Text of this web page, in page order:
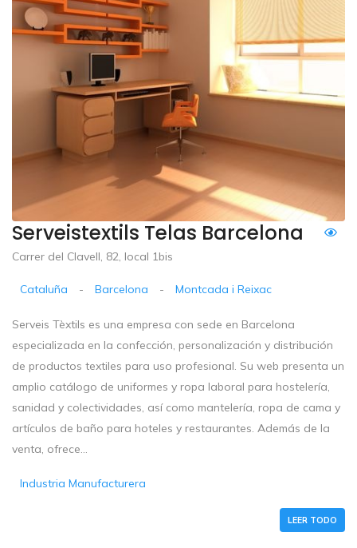
Serveistextils Telas Barcelona
Carrer del Clavell, 82, local 1bis
Cataluña - Barcelona - Montcada i Reixac
Serveis Tèxtils es una empresa con sede en Barcelona
especializada en la confección, personalización y distribución
de productos textiles para uso profesional. Su web presenta un
amplio catálogo de uniformes y ropa laboral para hostelería,
sanidad y colectividades, así como mantelería, ropa de cama y
artículos de baño para hoteles y restaurantes. Además de la
venta, ofrece...
Industria Manufacturera
LEER TODO